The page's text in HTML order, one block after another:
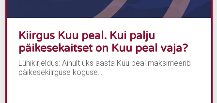
Kiirgus Kuu peal. Kui palju
päikesekaitset on Kuu peal vaja?
Lühikirjeldus: Ainult üks aasta Kuu peal maksimeerib
päikesekiirguse koguse...